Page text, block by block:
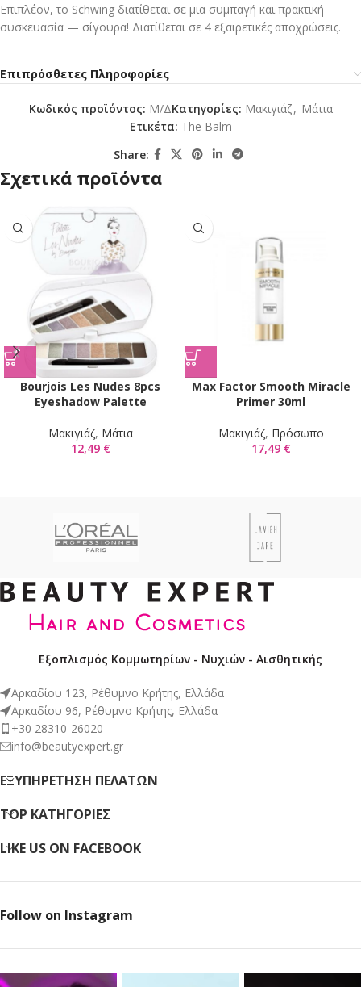
Επιπλέον, το Schwing διατίθεται σε μια συμπαγή και πρακτική
συσκευασία — σίγουρα! Διατίθεται σε 4 εξαιρετικές αποχρώσεις.
Επιπρόσθετες Πληροφορίες
Κωδικός προϊόντος: Μ/ΔΚατηγορίες: Mακιγιάζ, Μάτια
Ετικέτα: The Balm
Share:
Σχετικά προϊόντα
Bourjois Les Nudes 8pcs
Eyeshadow Palette
Mακιγιάζ, Μάτια
12,49 €
Max Factor Smooth Miracle
Primer 30ml
Mακιγιάζ, Πρόσωπο
17,49 €
Εξοπλισμός Κομμωτηρίων - Νυχιών - Αισθητικής
Αρκαδίου 123, Ρέθυμνο Κρήτης, Ελλάδα
Αρκαδίου 96, Ρέθυμνο Κρήτης, Ελλάδα
+30 28310-26020
info@beautyexpert.gr
ΕΞΥΠΗΡΈΤΗΣΗ ΠΕΛΑΤΏΝ
TOP ΚΑΤΗΓΟΡΙΕΣ
LIKE US ON FACEBOOK
Follow on Instagram